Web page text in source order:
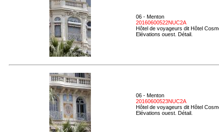
06 - Menton
20160600522NUC2A
Hôtel de voyageurs dit Hôtel
Elévations ouest. Détail.
06 - Menton
20160600523NUC2A
Hôtel de voyageurs dit Hôtel
Elévations ouest. Détail.